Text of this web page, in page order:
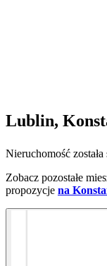
Lublin,
Nieruchomość została
Zobacz pozostałe
propozycje na